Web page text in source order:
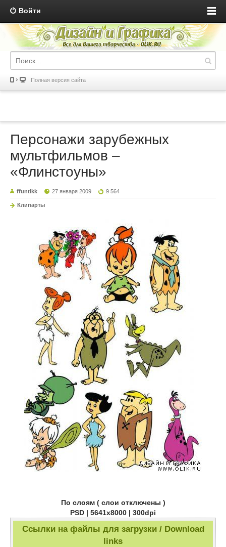
Войти
Полная версия сайта
Персонажи зарубежных
мультфильмов –
«Флинстоуны»
ffuntikk 27 января 2009 9 564
Клипарты
По слоям ( слои отключены )
PSD | 5641x8000 | 300dpi
Ссылки на файлы для загрузки / Download
links